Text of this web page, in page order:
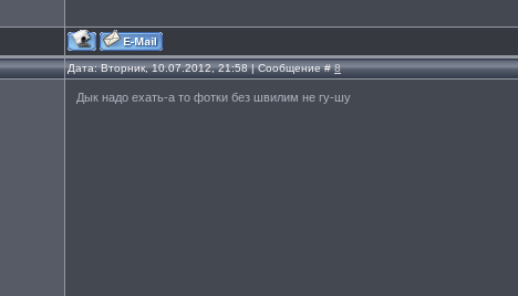
Дата: Вторник, 10.07.2012, 21:58 | Сообщение #8
Дык надо ехать-а то фотки без швилим не гу-шу